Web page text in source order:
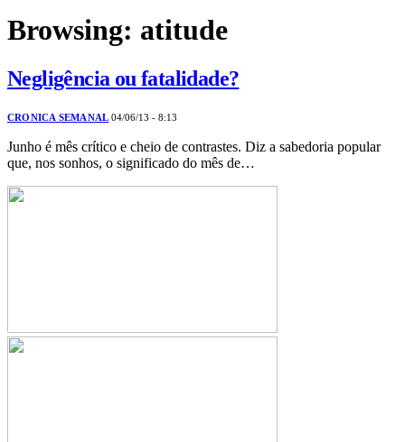
Browsing: atitude
Negligência ou fatalidade?
CRONICA SEMANAL 04/06/13 - 8:13
Junho é mês crítico e cheio de contrastes. Diz a sabedoria popular
que, nos sonhos, o significado do mês de…